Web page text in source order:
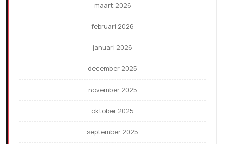
maart 2026
februari 2026
januari 2026
december 2025
november 2025
oktober 2025
september 2025